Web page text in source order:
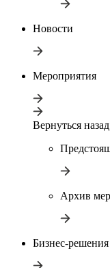
Новости
Мероприятия
Вернуться назад
Архив
Бизнес-решения